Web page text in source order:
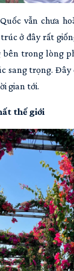
vẫn chưa
ở đây rất
bên trong lòng
sang trọng. Đây
gian tới.
thế giới